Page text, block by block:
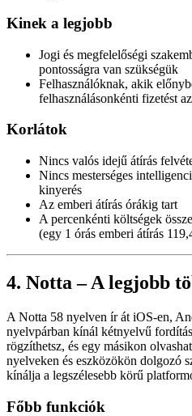
Kinek a legjobb
Jogi és megfelelőségi
pontosságra van szükségük
Felhasználóknak, akik
felhasználásonkénti fizetést
Korlátok
Nincs valós idejű átírás
Nincs mesterséges
kinyerés
Az emberi átírás órákig tart
A percenkénti költségek
(egy 1 órás emberi átírás
4. Notta – A legjobb
A Notta 58 nyelven ír át iOS-en,
nyelvpárban kínál kétnyelvű
rögzíthetsz, és egy másikon
nyelveken és eszközökön dolgozó
kínálja a legszélesebb körű
Főbb funkciók